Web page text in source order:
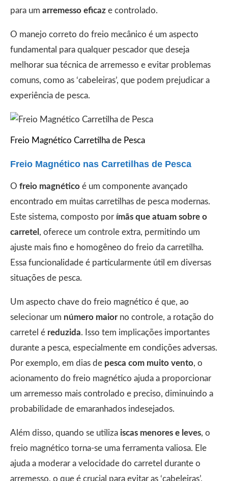
para um arremesso eficaz e controlado.
O manejo correto do freio mecânico é um aspecto
fundamental para qualquer pescador que deseja
melhorar sua técnica de arremesso e evitar problemas
comuns, como as ‘cabeleiras’, que podem prejudicar a
experiência de pesca.
Freio Magnético Carretilha de Pesca
Freio Magnético nas Carretilhas de Pesca
O freio magnético é um componente avançado
encontrado em muitas carretilhas de pesca modernas.
Este sistema, composto por ímãs que atuam sobre o
carretel , oferece um controle extra, permitindo um
ajuste mais fino e homogêneo do freio da carretilha.
Essa funcionalidade é particularmente útil em diversas
situações de pesca.
Um aspecto chave do freio magnético é que, ao
selecionar um número maiorno controle, a rotação do
carretel é reduzida. Isso tem implicações importantes
durante a pesca, especialmente em condições adversas.
Por exemplo, em dias de pesca com muito vento, o
acionamento do freio magnético ajuda a proporcionar
um arremesso mais controlado e preciso, diminuindo a
probabilidade de emaranhados indesejados.
Além disso, quando se utiliza iscas menores e leves, o
freio magnético torna-se uma ferramenta valiosa. Ele
ajuda a moderar a velocidade do carretel durante o
arremesso, o que é crucial para evitar as ‘cabeleiras’,